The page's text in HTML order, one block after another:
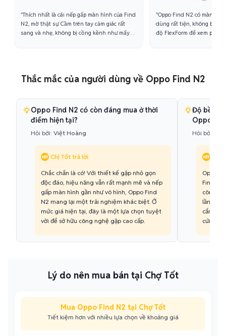
"Thích nhất là cái nếp gấp màn hình của Find
N2, mờ thật sự. Cầm trên tay cảm giác rất
sang và nhẹ, không bị cồng kềnh như mấy
"Oppo Find N2 có màn
dùng rất tiện, không bị dài
độ FlexForm để xem phim
Thắc mắc của người dùng về Oppo Find N2
Oppo Find N2 có còn đáng mua ở thời
điểm hiện tại?
Hỏi bởi: Việt Hoàng
Chị Tốt trả lời:
Chắc chắn là có! Với thiết kế gập nhỏ gọn
độc đáo, hiệu năng vẫn rất mạnh mẽ và nếp
gấp màn hình gần như vô hình, Oppo Find
N2 mang lại một trải nghiệm khác biệt. Ở
mức giá hiện tại, đây là một lựa chọn tuyệt
vời để sở hữu công nghệ gập cao cấp.
Độ bền
Oppo
Hỏi bởi:
Oppo
Find
công
lần gập
cẩn
cứng
Lý do nên mua bán tại Chợ Tốt
Mua Oppo Find N2 tại Chợ Tốt
Tiết kiệm hơn với nhiều lựa chọn về khoảng giá